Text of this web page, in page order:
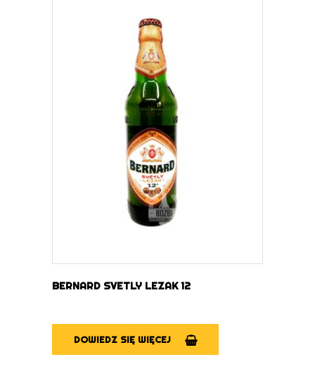
DOWIEDZ SIĘ WIĘCEJ
BERNARD SVETLY LEZAK 12
DOWIEDZ SIĘ WIĘCEJ